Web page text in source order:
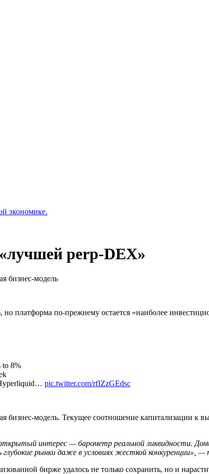
экономике.
perp-DEX»
бизнес-модель
но платформа по-прежнему остается «наиболее
to 8%
pic.twitter.com/rfIZzGEdsc
модель. Текущее соотношение капитализации к
интерес — барометр реальной ликвидности.
рынки даже в условиях жесткой конкуренции»,
бирже удалось не только сохранить, но и